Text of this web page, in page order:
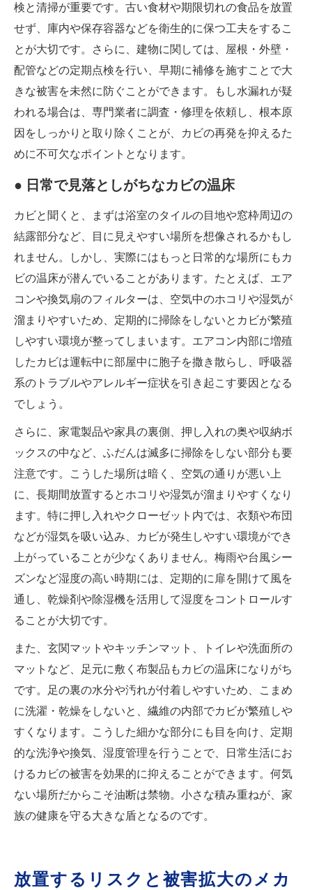
検と清掃が重要です。古い食材や期限切れの食品を放置
せず、庫内や保存容器などを衛生的に保つ工夫をするこ
とが大切です。さらに、建物に関しては、屋根・外壁・
配管などの定期点検を行い、早期に補修を施すことで大
きな被害を未然に防ぐことができます。もし水漏れが疑
われる場合は、専門業者に調査・修理を依頼し、根本原
因をしっかりと取り除くことが、カビの再発を抑えるた
めに不可欠なポイントとなります。
● 日常で見落としがちなカビの温床
カビと聞くと、まずは浴室のタイルの目地や窓枠周辺の
結露部分など、目に見えやすい場所を想像されるかもし
れません。しかし、実際にはもっと日常的な場所にもカ
ビの温床が潜んでいることがあります。たとえば、エア
コンや換気扇のフィルターは、空気中のホコリや湿気が
溜まりやすいため、定期的に掃除をしないとカビが繁殖
しやすい環境が整ってしまいます。エアコン内部に増殖
したカビは運転中に部屋中に胞子を撒き散らし、呼吸器
系のトラブルやアレルギー症状を引き起こす要因となる
でしょう。
さらに、家電製品や家具の裏側、押し入れの奥や収納ボ
ックスの中など、ふだんは滅多に掃除をしない部分も要
注意です。こうした場所は暗く、空気の通りが悪い上
に、長期間放置するとホコリや湿気が溜まりやすくなり
ます。特に押し入れやクローゼット内では、衣類や布団
などが湿気を吸い込み、カビが発生しやすい環境ができ
上がっていることが少なくありません。梅雨や台風シー
ズンなど湿度の高い時期には、定期的に扉を開けて風を
通し、乾燥剤や除湿機を活用して湿度をコントロールす
ることが大切です。
また、玄関マットやキッチンマット、トイレや洗面所の
マットなど、足元に敷く布製品もカビの温床になりがち
です。足の裏の水分や汚れが付着しやすいため、こまめ
に洗濯・乾燥をしないと、繊維の内部でカビが繁殖しや
すくなります。こうした細かな部分にも目を向け、定期
的な洗浄や換気、湿度管理を行うことで、日常生活にお
けるカビの被害を効果的に抑えることができます。何気
ない場所だからこそ油断は禁物。小さな積み重ねが、家
族の健康を守る大きな盾となるのです。
放置するリスクと被害拡大のメカ